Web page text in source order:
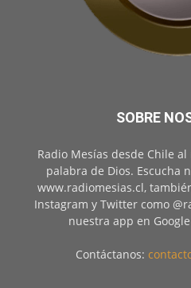
SOBRE
Radio Mesías desde Chile
palabra de Dios. Escucha
www.radiomesias.cl,
Instagram y Twitter como
nuestra app en
Contáctanos: